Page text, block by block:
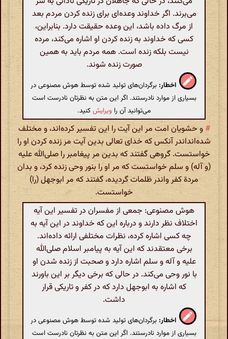
می‌برند. اگر خداوند وعده‌ای برای زنده کردن مردم بعد
از مرگ داده باشد، این وعده حقیقت دارد. بنابراین،
کسی که خداوند به زنده‌ کردن او اشاره می‌کند، مرده
نیست بلکه زنده است. همه مردم باید به همین
صورت زنده شوند.
اخطار: برگردان‌های تولید شده توسط هوش مصنوعی در
بسیاری از موارد نادرستند. اگر این متن به نظرتان نادرست است
می‌توانید آن را ویرایشکنید.
# و حشویان امت مر این آیت را این تفسیر کرده‌اند، و مختلف
شده‌اند‌اندر آنکس که خدای تعالی بدین آیت مر زنده کردن او را
خواستست. گروهی گفتند که بدین مر پیغامبر را صلی‌الله علیه
(و آله) و سلم خواستست که مر او را بنور وحی زنده کرد، و بدان
مردة کفر و‌اندر ظلمات گردیده، گفتند که مر ابوجهل (را)
خواستست.
هوش مصنوعی: جمعی از مفسران در تفسیر این آیه
اختلاف نظر دارند و درباره این که خداوند در این آیه به
چه کسی اشاره کرده، نظرات مختلفی ارائه داده‌اند.
برخی معتقدند که این آیه به پیامبر اسلام صلی‌الله
علیه و آله و سلم اشاره دارد و صحبت از زنده شدن او
با نور وحی می‌کند. در حالی که برخی دیگر بر این باورند
که اشاره به ابوجهل دارد که در کفر و تاریکی قرار
داشت.
اخطار: برگردان‌های تولید شده توسط هوش مصنوعی در
بسیاری از موارد نادرستند. اگر این متن به نظرتان نادرست است